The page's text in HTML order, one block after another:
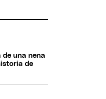
de una nena
de